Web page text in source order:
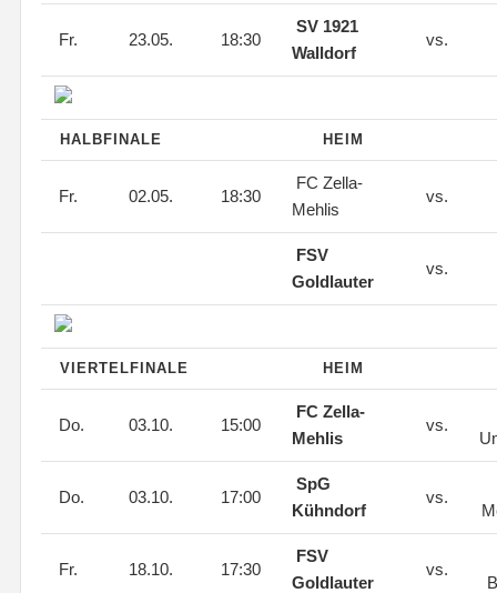
Fr. 23.05. 18:30
SV 1921
Walldorf
vs.
HALBFINALE HEIM
Fr. 02.05. 18:30
FC Zella-
Mehlis
vs.
FSV
Goldlauter
vs.
VIERTELFINALE HEIM
Do. 03.10. 15:00
FC Zella-
Mehlis
vs.
Do. 03.10. 17:00
SpG
Kühndorf
vs.
Fr. 18.10. 17:30
FSV
Goldlauter
vs.